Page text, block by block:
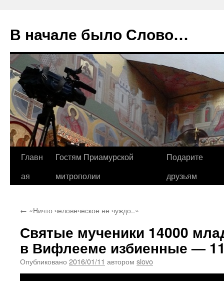
В начале было Слово…
Перейти
Главн
ая
Гостям Приамурской
митрополии
Подарите
друзьям
← «Ничто человеческое не чуждо..»
Святые мученики 14000
в Вифлееме избиенные —
Опубликовано 2016/01/11 автором slovo